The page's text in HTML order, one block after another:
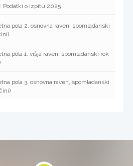
: Podatki o izpitu 2025
pola 2, osnovna raven, spomladanski
pola 1, višja raven, spomladanski rok
pola 3, osnovna raven, spomladanski